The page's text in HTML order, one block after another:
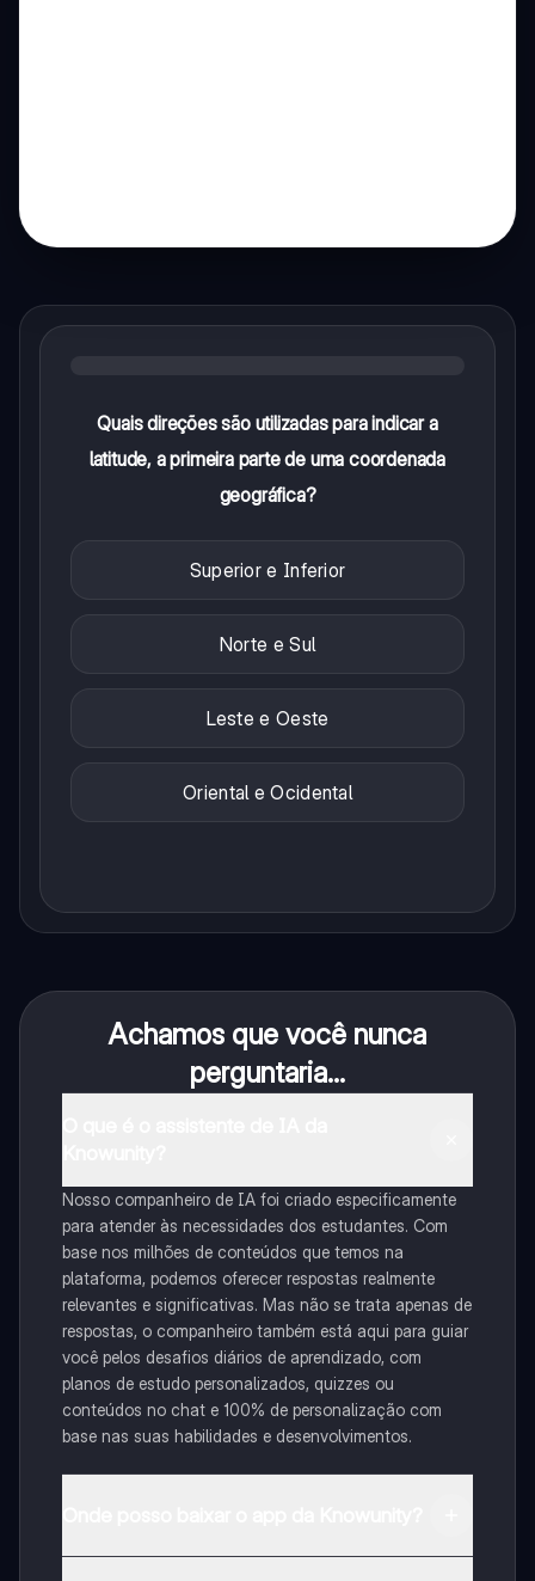
Quais direções são utilizadas para indicar a
latitude, a primeira parte de uma coordenada
geográfica?
Superior e Inferior
Norte e Sul
Leste e Oeste
Oriental e Ocidental
Achamos que você nunca
perguntaria...
Nosso companheiro de IA foi criado especificamente
para atender às necessidades dos estudantes. Com
base nos milhões de conteúdos que temos na
plataforma, podemos oferecer respostas realmente
relevantes e significativas. Mas não se trata apenas de
respostas, o companheiro também está aqui para guiar
você pelos desafios diários de aprendizado, com
planos de estudo personalizados, quizzes ou
conteúdos no chat e 100% de personalização com
base nas suas habilidades e desenvolvimentos.